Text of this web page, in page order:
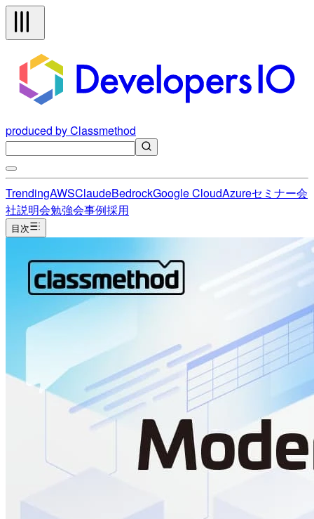
produced by Classmethod
TrendingAWSClaudeBedrockGoogle CloudAzureセミナー会
社説明会勉強会事例採用
目次